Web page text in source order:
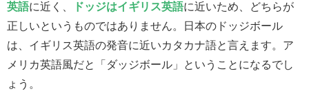
英語に近く、 ドッジはイギリス英語に近いため、どちらが
正しいというものではありません。日本のドッジボール
は、イギリス英語の発音に近いカタカナ語と言えます。ア
メリカ英語風だと「ダッジボール」ということになるでし
ょう。